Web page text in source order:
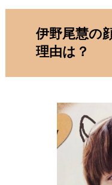
伊野尾慧の
理由は？